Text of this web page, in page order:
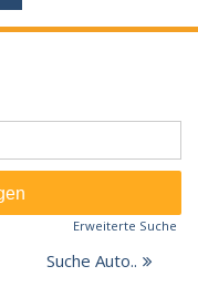
Erweiterte Suche
Suche Auto..